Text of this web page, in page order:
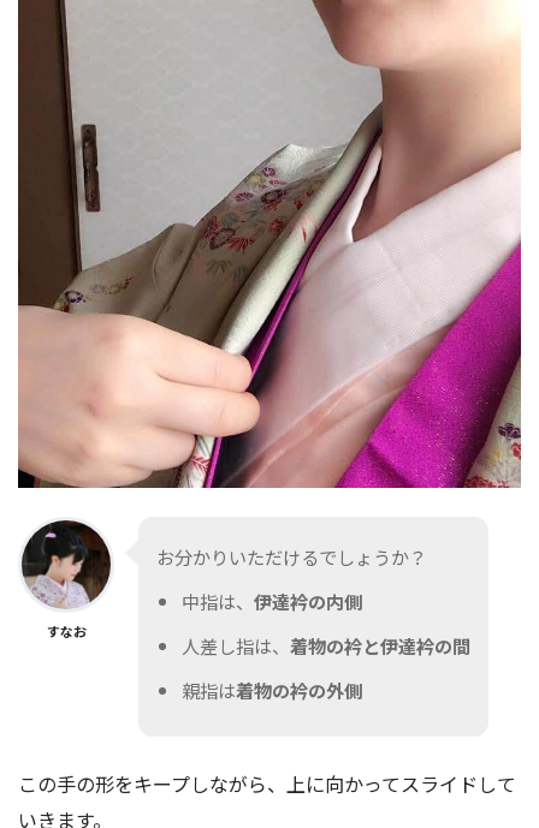
すなお
お分かりいただけるでしょうか？
中指は、伊達衿の内側
人差し指は、着物の衿と伊達衿の間
親指は着物の衿の外側
この手の形をキープしながら、上に向かってスライドして
いきます。